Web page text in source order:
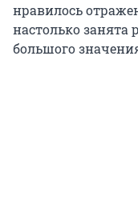
нравилось
настолько занята
большого